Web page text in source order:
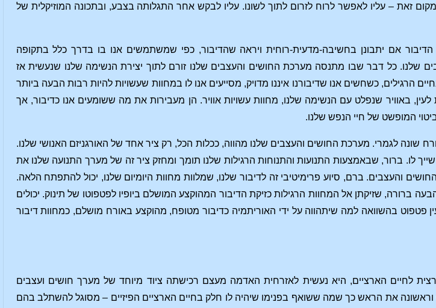
זאת – עליו לאפשר לרוח לזרום לתוך לשונו. עליו לבקש אחר התגלותה בצבע, ובתכונה המוזיקלית של
אם יתבונן בחשיבה-מדעית-רוחית ויראה שהדיבור, כפי שמשתמשים אנו בו בדרך כלל בתקופה
שלנו. כל דבר שבו מתנסה מערכת החושים והעצבים שלנו זורם לתוך יצירת הנשימה שלנו שנעשית אז
הרגילים, כשחשים אנו שדיבורנו איננו מדויק, מסייעים אנו לו במחוות שעשויות להיות רבות הבעה ביותר
באוויר שנפלט עם הנשימה שלנו, מחוות עשויות אוויר. הן מעבירות את מה ששומעים אנו כדיבור, אך
המופשט של חיי הנפש שלנו.
שונה לגמרי. מערכת החושים והעצבים שלנו מהווה, ככלות הכל, רק ציר אחד של האורגניזם האנושי שלנו.
לו. ברור, שבאמצעות התנועות והתנוחות הרגילות שלנו תומך ומחזק ציר זה של מערך התנועה שלנו את
והעצבים. ברם, סיוע פרימיטיבי זה לדיבור שלנו, שמלוות מחוות היומיום שלנו, יכול להתפתח הלאה.
ברורה, שזיקתן אל המחוות הרגילות כזיקת הדיבור המהוקצע המושלם ביופיו לפטפוטו של תינוק. יכולים
פטפוט בהשוואה למה שיתהווה על ידי האוריתמיה כדיבור מטופח, מהוקצע באורח מושלם, כמחוות דיבור
לחיים הארציים, היא נעשית לאזרחית האדמה מעצם רכישתה ציוד מיוחד של מערך חושים ועצבים
את הראש כך שמה ששואף בפנימו שיהיה לו חלק בחיים הארציים הפיזיים – מסוגל להשתלב בהם